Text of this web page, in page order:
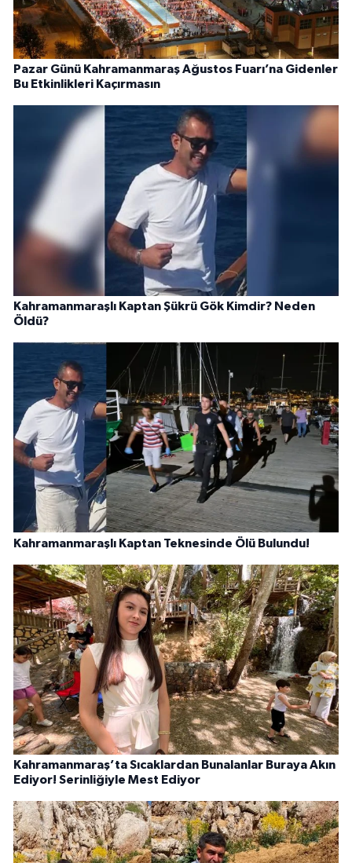
Pazar Günü Kahramanmaraş Ağustos Fuarı’na Gidenler
Bu Etkinlikleri Kaçırmasın
Kahramanmaraşlı Kaptan Şükrü Gök Kimdir? Neden
Öldü?
Kahramanmaraşlı Kaptan Teknesinde Ölü Bulundu!
Kahramanmaraş’ta Sıcaklardan Bunalanlar Buraya Akın
Ediyor! Serinliğiyle Mest Ediyor